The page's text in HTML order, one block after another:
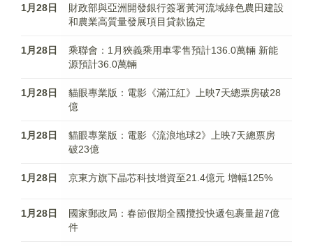
1月28日
財政部與亞洲開發銀行簽署黃河流域綠色農田建設
和農業高質量發展項目貸款協定
1月28日
乘聯會：1月狹義乘用車零售預計136.0萬輛 新能
源預計36.0萬輛
1月28日
貓眼專業版：電影《滿江紅》上映7天總票房破28
億
1月28日
貓眼專業版：電影《流浪地球2》上映7天總票房
破23億
1月28日 京東方旗下晶芯科技增資至21.4億元 增幅125%
1月28日
國家郵政局：春節假期全國攬投快遞包裹量超7億
件